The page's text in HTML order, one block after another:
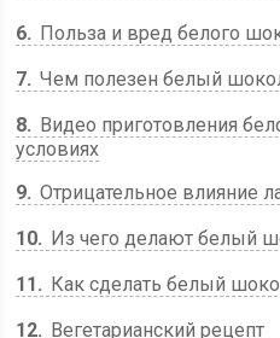
6
Польза и вред белого
7 Чем полезен белый
8
Видео приготовления
условиях
9 Отрицательное влияние
10
Из чего делают белый
11
Как сделать белый
12
Вегетарианский рецепт